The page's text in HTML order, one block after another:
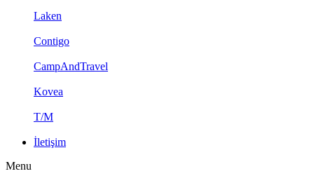
Laken
Contigo
CampAndTravel
Kovea
T/M
İletişim
Menu